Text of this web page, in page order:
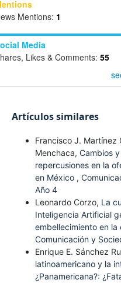
Mentions: 1
Media
Likes & Comments: 55
Artículos similares
Francisco J. Martínez
Menchaca, Cambios
repercusiones en la
en México ,
Año 4
Leonardo Corzo, La
Inteligencia Artificial
embellecimiento en
Comunicación y
Enrique E. Sánchez
latinoamericano y la
¿Panamericana?: